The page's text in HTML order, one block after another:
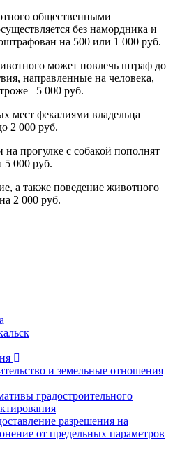
общественными
без намордника и
на 500 или 1 000 руб.
может повлечь штраф до
направленные на человека,
–5 000 руб.
мест фекалиями владельца
2 000 руб.
прогулке с собакой пополнят
5 000 руб.
а также поведение животного
2 000 руб.
и земельные отношения
градостроительного
разрешения на
от предельных параметров